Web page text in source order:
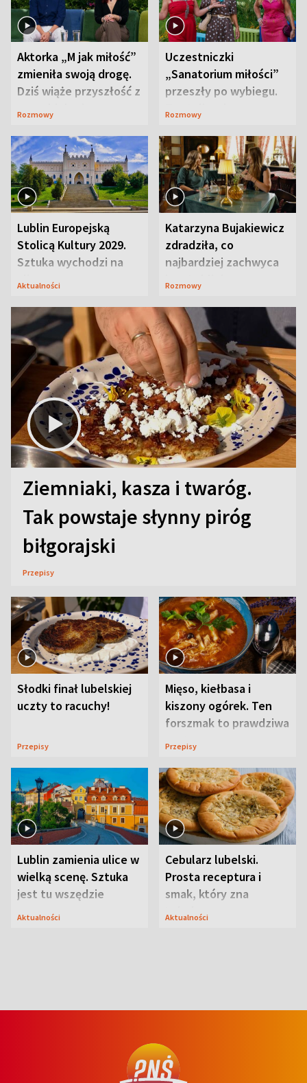
Aktorka „M jak miłość”
zmieniła swoją drogę.
Dziś wiąże przyszłość z
neurobiologią
Rozmowy
Uczestniczki
„Sanatorium miłości”
przeszły po wybiegu.
Te stylizacje
Rozmowy
Lublin Europejską
Stolicą Kultury 2029.
Sztuka wychodzi na
ulice
Aktualności
Katarzyna Bujakiewicz
zdradziła, co
najbardziej zachwyca
ją w Lublinie
Rozmowy
Ziemniaki, kasza i twaróg.
Tak powstaje słynny piróg
biłgorajski
Przepisy
Słodki finał lubelskiej
uczty to racuchy!
Przepisy
Mięso, kiełbasa i
kiszony ogórek. Ten
forszmak to prawdziwa
uczta
Przepisy
Lublin zamienia ulice w
wielką scenę. Sztuka
jest tu wszędzie
Aktualności
Cebularz lubelski.
Prosta receptura i
smak, który zna
Lubelszczyzna
Aktualności